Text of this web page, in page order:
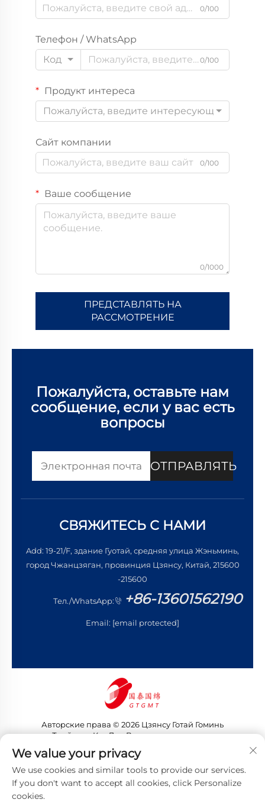
0/100
Телефон / WhatsApp
Код
0/100
Продукт интереса
Пожалуйста, введите интересующий вас
Сайт компании
0/100
Ваше сообщение
0/1000
ПРЕДСТАВЛЯТЬ НА
РАССМОТРЕНИЕ
Пожалуйста, оставьте нам
сообщение, если у вас есть
вопросы
ОТПРАВЛЯТЬ
СВЯЖИТЕСЬ С НАМИ
Add: 19-21/F, здание Гуотай, средняя улица Жэньминь,
город Чжанцзяган, провинция Цзянсу, Китай, 215600
-215600
Тел./WhatsApp: +86-13601562190
Email: [email protected]
Авторские права © 2026 Цзянсу Готай Гоминь
Трейдинг Ко., Лтд. Все права защищены
Политика конфиденциальности
We value your privacy
We use cookies and similar tools to provide our services.
If you don't want to accept all cookies, click Personalize
cookies.